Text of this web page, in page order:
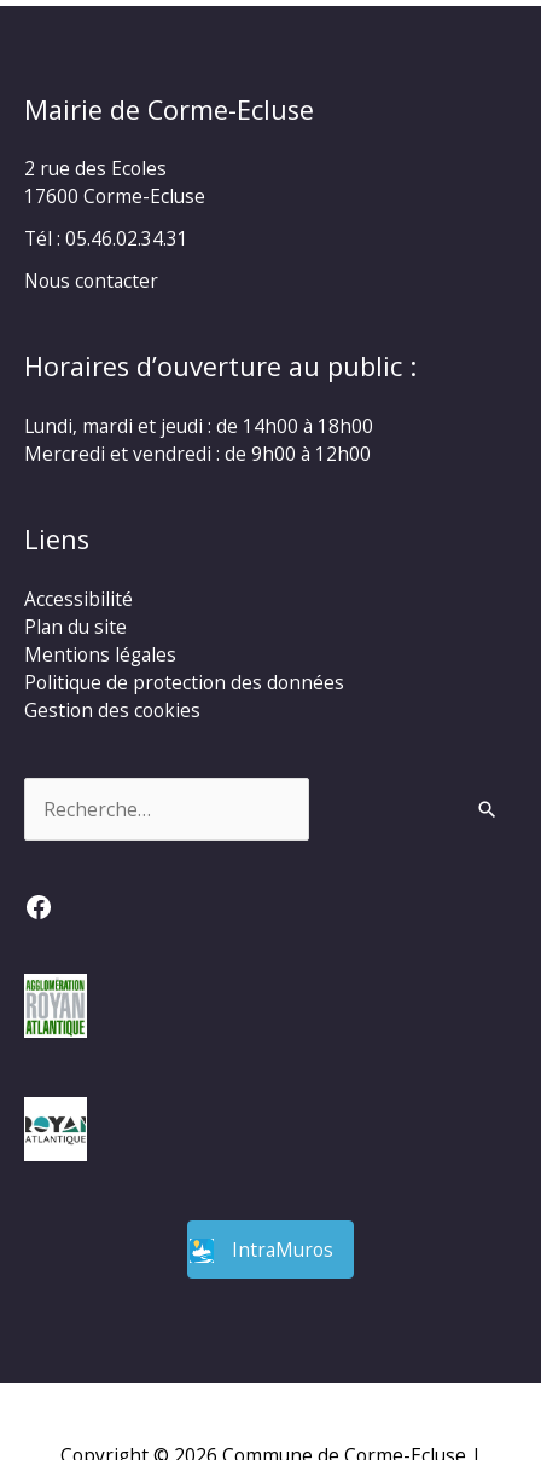
Mairie de Corme-Ecluse
2 rue des Ecoles
17600 Corme-Ecluse
Tél : 05.46.02.34.31
Nous contacter
Horaires d’ouverture au public :
Lundi, mardi et jeudi : de 14h00 à 18h00
Mercredi et vendredi : de 9h00 à 12h00
Liens
Accessibilité
Plan du site
Mentions légales
Politique de protection des données
Gestion des cookies
Facebook
IntraMuros